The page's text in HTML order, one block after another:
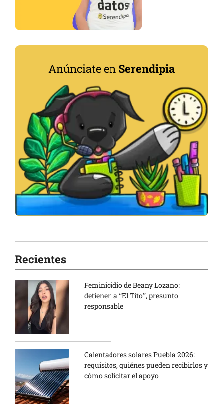
Anúnciate en Serendipia
Recientes
Feminicidio de Beany Lozano:
detienen a “El Tito”, presunto
responsable
Calentadores solares Puebla 2026:
requisitos, quiénes pueden recibirlos y
cómo solicitar el apoyo